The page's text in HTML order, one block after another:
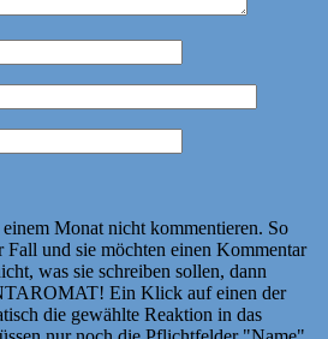
Monat nicht kommentieren. So
Fall und sie möchten einen Kommentar
was sie schreiben sollen, dann
Ein Klick auf einen der
die gewählte Reaktion in das